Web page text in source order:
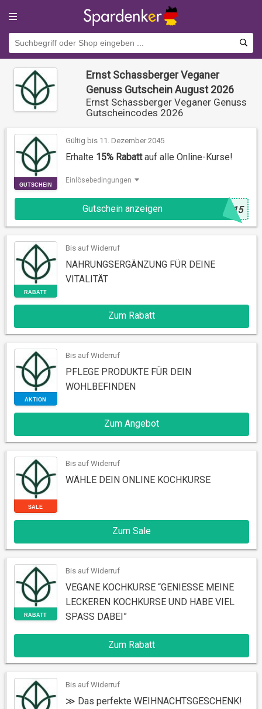
Ernst Schassberger Veganer
Genuss Gutschein August 2026
Ernst Schassberger Veganer Genuss
Gutscheincodes 2026
Gültig bis 11. Dezember 2045
Erhalte 15% Rabattauf alle Online-Kurse!
Einlösebedingungen
Gutschein anzeigen @ n15
Bis auf Widerruf
NAHRUNGSERGÄNZUNG FÜR DEINE
VITALITÄT
Zum Rabatt
AKTION
Bis auf Widerruf
PFLEGE PRODUKTE FÜR DEIN
WOHLBEFINDEN
Zum Angebot
SALE
Bis auf Widerruf
WÄHLE DEIN ONLINE KOCHKURSE
Zum Sale
RABATT
Bis auf Widerruf
VEGANE KOCHKURSE “GENIESSE MEINE
LECKEREN KOCHKURSE UND HABE VIEL
SPASS DABEI”
Zum Rabatt
Bis auf Widerruf
≫ Das perfekte WEIHNACHTSGESCHENK!